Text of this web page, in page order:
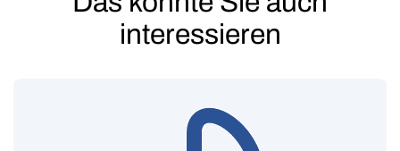
interessieren